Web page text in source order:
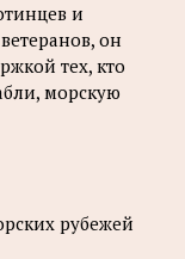
и
он
тех, кто
морскую
рубежей